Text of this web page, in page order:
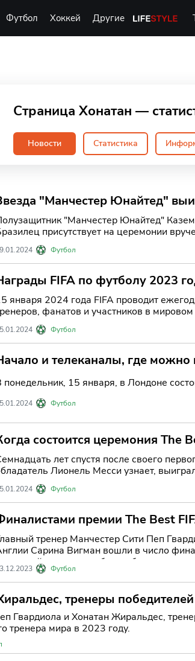
Футбол Хоккей Другие Life Style
Страница Хонатан —
Новости Статистика
"Манчестер Юнайтед"
"Манчестер Юнайтед"
присутствует на церемонии
Футбол
FIFA по футболу 2023
Лионель Месси стремится
января 2024 года FIFA проводит
фанатов и участников в
Футбол
и телеканалы, где можно
понедельник, 15 января, в Лондоне
Футбол
состоится церемония The
церемонии, в которой
лет спустя после своего
Лионель Месси узнает,
Футбол
премии The Best
из сборной Англии.
тренер Манчестер Сити Пеп
Сарина Вигман вошли в число
женской команд, как было объявлено в
Футбол
тренеры
и Хонатан Жиральдес,
тренера мира в 2023 году.